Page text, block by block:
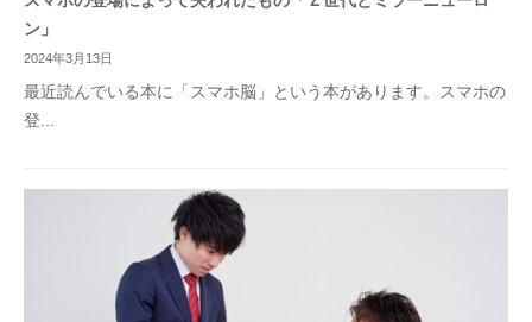
ン」
2024年3月13日
最近読んでいる本に「スマホ脳」という本があります。スマホの
登...